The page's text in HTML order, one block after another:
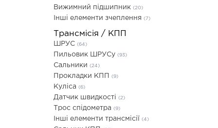
Вижимний підшипник (20)
Інші елементи зчеплення (7)
Трансмісія / КПП
ШРУС (64)
Пильовик ШРУСу (93)
Сальники (24)
Прокладки КПП (9)
Куліса (6)
Датчик швидкості (2)
Трос спідометра (9)
Інші елементи трансмісії (4)